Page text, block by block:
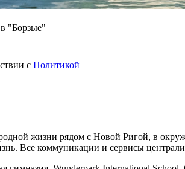
"Борзые"
с Политикой
жизни рядом с Новой Ригой, в
Все коммуникации и сервисы